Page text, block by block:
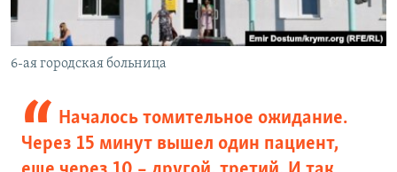
6-ая городская больница
Началось томительное ожидание.
Через 15 минут вышел один пациент,